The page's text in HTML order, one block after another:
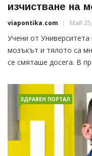
изчистване на
viapontika.com Май
Учени от
мозъкът и тялото са
се смяташе досега. В
ЗДРАВЕН ПОРТАЛ